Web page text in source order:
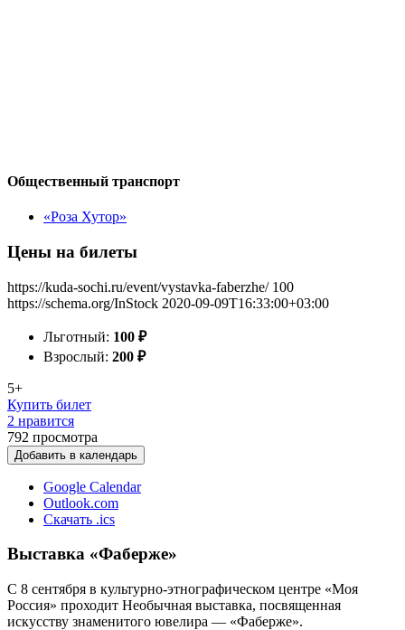
Общественный транспорт
«Роза Хутор»
Цены на билеты
https://kuda-sochi.ru/event/vystavka-faberzhe/ 100
https://schema.org/InStock 2020-09-09T16:33:00+03:00
Льготный: 100 ₽
Взрослый: 200 ₽
5+
Купить билет
2 нравится
792 просмотра
Добавить в календарь
Google Calendar
Outlook.com
Скачать .ics
Выставка «Фаберже»
С 8 сентября в культурно-этнографическом центре «Моя
Россия» проходит Необычная выставка, посвященная
искусству знаменитого ювелира — «Фаберже».